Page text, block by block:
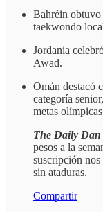
Bahréin obtuvo
taekwondo
Jordania
Awad.
Omán destacó
categoría
metas
The Daily Dan
pesos a la
suscripción
sin ataduras.
Compartir